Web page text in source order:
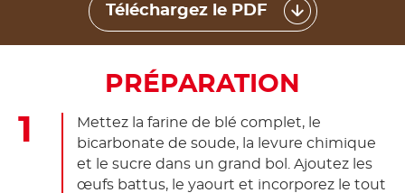
Téléchargez le PDF
PRÉPARATION
Mettez la farine de blé complet, le
bicarbonate de soude, la levure chimique
et le sucre dans un grand bol. Ajoutez les
œufs battus, le yaourt et incorporez le tout